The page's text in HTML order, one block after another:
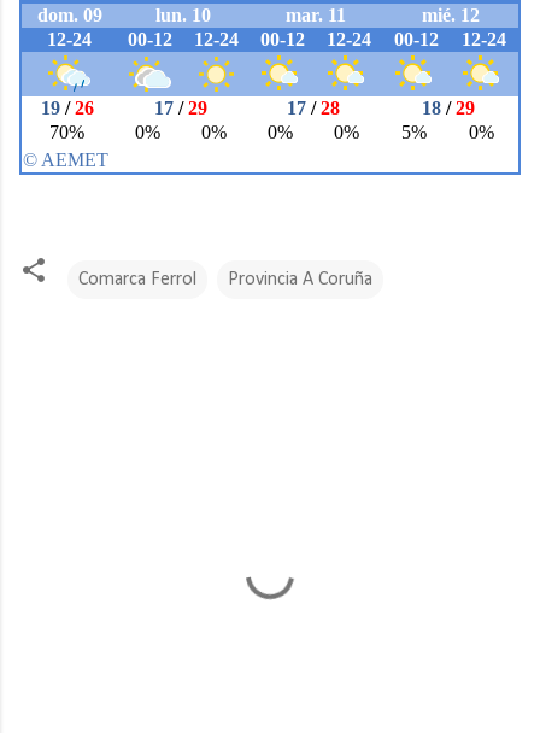
Comarca Ferrol Provincia A Coruña